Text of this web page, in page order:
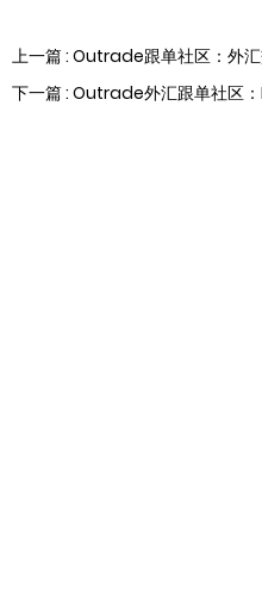
上一篇 : Outrade跟单社区：外
下一篇 : Outrade外汇跟单社区